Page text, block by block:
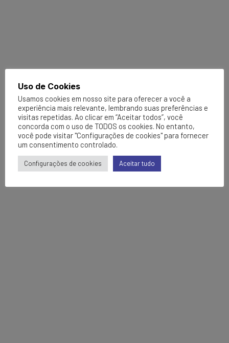
Uso de Cookies
Usamos cookies em nosso site para oferecer a você a
experiência mais relevante, lembrando suas preferências e
visitas repetidas. Ao clicar em “Aceitar todos”, você
concorda com o uso de TODOS os cookies. No entanto,
você pode visitar "Configurações de cookies" para fornecer
um consentimento controlado.
Configurações de cookies Aceitar tudo